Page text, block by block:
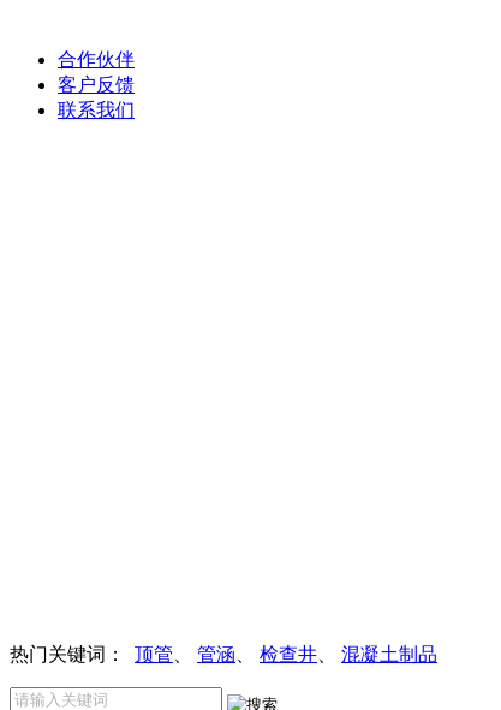
合作伙伴
客户反馈
联系我们
热门关键词： 顶管 管涵 检查井 混凝土制品